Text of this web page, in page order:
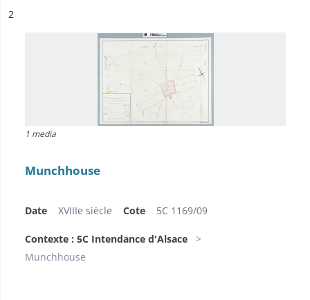
n°
2
1 media
Munchhouse
Date XVIIIe siècle Cote 5C 1169/09
Contexte : 5C Intendance d'Alsace
Munchhouse